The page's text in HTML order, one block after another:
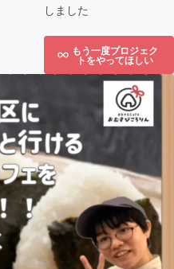
しました
もう一度プロジェク
トをやってほしい